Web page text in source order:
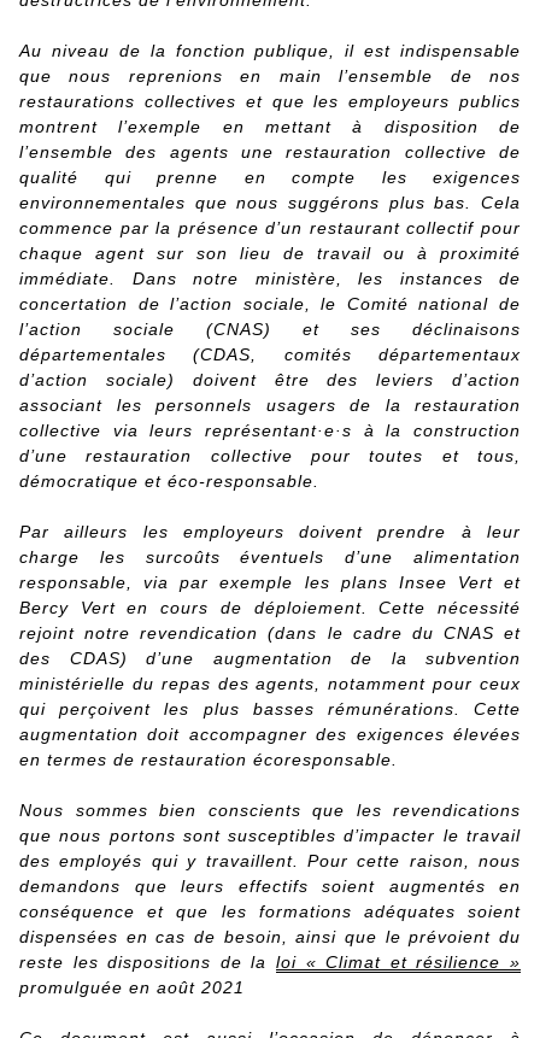
Au niveau de la fonction publique, il est indispensable
que nous reprenions en main l’ensemble de nos
restaurations collectives et que les employeurs publics
montrent l’exemple en mettant à disposition de
l’ensemble des agents une restauration collective de
qualité qui prenne en compte les exigences
environnementales que nous suggérons plus bas. Cela
commence par la présence d’un restaurant collectif pour
chaque agent sur son lieu de travail ou à proximité
immédiate. Dans notre ministère, les instances de
concertation de l’action sociale, le Comité national de
l’action sociale (CNAS) et ses déclinaisons
départementales (CDAS, comités départementaux
d’action sociale) doivent être des leviers d’action
associant les personnels usagers de la restauration
collective via leurs représentant·e·s à la construction
d’une restauration collective pour toutes et tous,
démocratique et éco-responsable.
Par ailleurs les employeurs doivent prendre à leur
charge les surcoûts éventuels d’une alimentation
responsable, via par exemple les plans Insee Vert et
Bercy Vert en cours de déploiement. Cette nécessité
rejoint notre revendication (dans le cadre du CNAS et
des CDAS) d’une augmentation de la subvention
ministérielle du repas des agents, notamment pour ceux
qui perçoivent les plus basses rémunérations. Cette
augmentation doit accompagner des exigences élevées
en termes de restauration écoresponsable.
Nous sommes bien conscients que les revendications
que nous portons sont susceptibles d’impacter le travail
des employés qui y travaillent. Pour cette raison, nous
demandons que leurs effectifs soient augmentés en
conséquence et que les formations adéquates soient
dispensées en cas de besoin, ainsi que le prévoient du
reste les dispositions de la loi « Climat et résilience »
promulguée en août 2021